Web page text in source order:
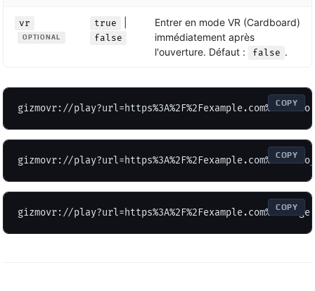
vr
OPTIONAL
true
false
Entrer en mode VR (Cardboard)
immédiatement après
l'ouverture. Défaut :
false .
gizmovr:// COPY
gizmovr:// COPY
gizmovr:// COPY